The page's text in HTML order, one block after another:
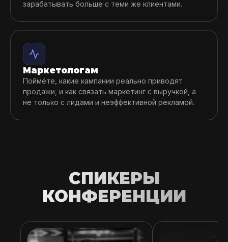
зарабатывать больше с теми же клиентами.
Маркетологам
Поймёте, какие кампании реально приводят
продажи, и как связать маркетинг с выручкой, а
не только с лидами и неэффективной рекламой.
СПИКЕРЫ
КОНФЕРЕНЦИИ